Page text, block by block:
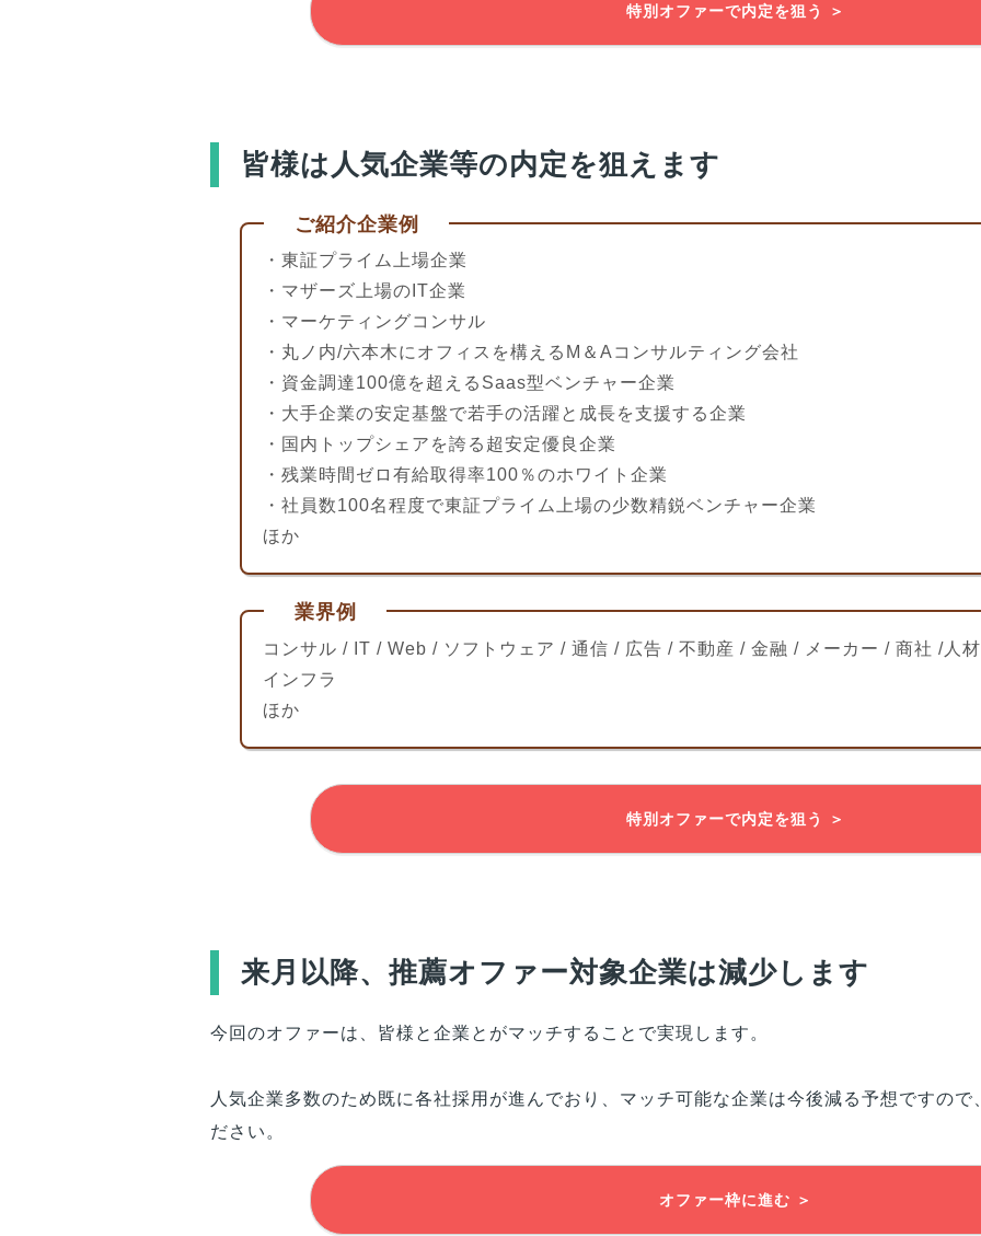
特別オファーで内定を狙う ＞
皆様は人気企業等の内定を狙えます
ご紹介企業例
・東証プライム上場企業
・マザーズ上場のIT企業
・マーケティングコンサル
・丸ノ内/六本木にオフィスを構えるM＆Aコンサルティング会社
・資金調達100億を超えるSaas型ベンチャー企業
・大手企業の安定基盤で若手の活躍と成長を支援する企業
・国内トップシェアを誇る超安定優良企業
・残業時間ゼロ有給取得率100％のホワイト企業
・社員数100名程度で東証プライム上場の少数精鋭ベンチャー企業
ほか
業界例
コンサル / IT / Web / ソフトウェア / 通信 / 広告 / 不動産 / 金融 / メーカー / 商社 /人
インフラ
ほか
特別オファーで内定を狙う ＞
来月以降、推薦オファー対象企業は減少します
今回のオファーは、 皆様 と企業とがマッチすることで実現します。
人気企業多数のため既に各社採用が進んでおり、マッチ可能な企業は今後減る予想ですので
ださい。
オファー枠に進む ＞